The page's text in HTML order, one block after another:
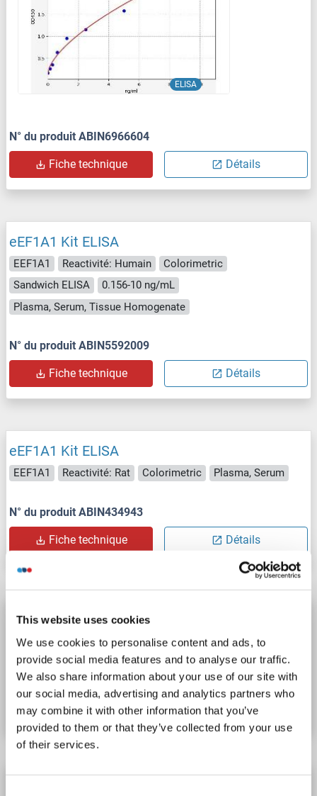
This website uses cookies
We use cookies to personalise content and ads, to
provide social media features and to analyse our traffic.
We also share information about your use of our site with
our social media, advertising and analytics partners who
may combine it with other information that you’ve
provided to them or that they’ve collected from your use
of their services.
ELISA
N° du produit ABIN6966604
Fiche technique Détails
eEF1A1 Kit ELISA
EEF1A1 Reactivité: Humain
Colorimetric
Sandwich ELISA
0.156-10 ng/mL
Plasma, Serum, Tissue Homogenate
N° du produit ABIN5592009
Fiche technique Détails
eEF1A1 Kit ELISA
EEF1A1 Reactivité: Rat Colorimetric Plasma, Serum
N° du produit ABIN434943
Fiche technique Détails
eEF1A1 Kit ELISA
EEF1A1 Reactivité: Boeuf (Vache) Colorimetric
N° du produit ABIN1131675
Fiche technique Détails